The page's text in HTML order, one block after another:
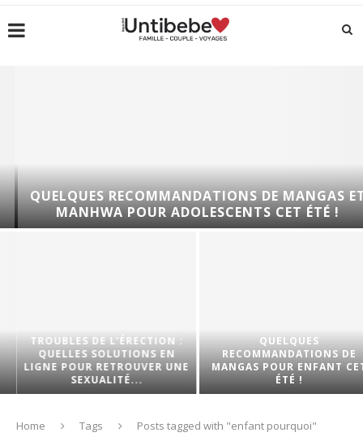
QUELQUES RECOMMANDATIONS DE MANGAS ET
MANHWA POUR ADOLESCENTS CET ÉTÉ !
TROUBLES DE L’ÉRECTION :
QUELLES SOLUTIONS EN
LIGNE POUR RETROUVER UNE
SEXUALITÉ...
QUELQUES
RECOMMANDATIONS DE
MANGAS POUR ENFANT CET
ÉTÉ !
Home Tags Posts tagged with "enfant pourquoi"